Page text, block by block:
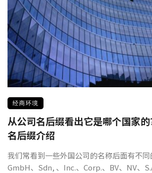
经商环境
从公司名后缀看出它是哪个国家
名后缀介绍
我们常看到一些外国公司的名称后面有不同
GmbH、Sdn, 、Inc.、Corp.、BV、NV、